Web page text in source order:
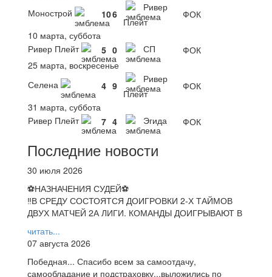
Монострой
106
Ривер
Плейт
ФОК
10 марта, суббота
Ривер Плейт
5 0 СП
ФОК
25 марта, воскресенье
Селена
4 9
Ривер
Плейт
ФОК
31 марта, суббота
Ривер Плейт
7 4 Эгида ФОК
Последние новости
30 июля 2026
⚽НАЗНАЧЕНИЯ СУДЕЙ⚽
‼В СРЕДУ СОСТОЯТСЯ ДОИГРОВКИ 2-Х ТАЙМОВ
ДВУХ МАТЧЕЙ 2А ЛИГИ. КОМАНДЫ ДОИГРЫВАЮТ В
читать...
07 августа 2026
Победная... Спасибо всем за самоотдачу,
самообладание и подстраховку...выложились по